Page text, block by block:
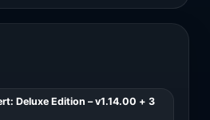
Deluxe Edition – v1.14.00 + 3